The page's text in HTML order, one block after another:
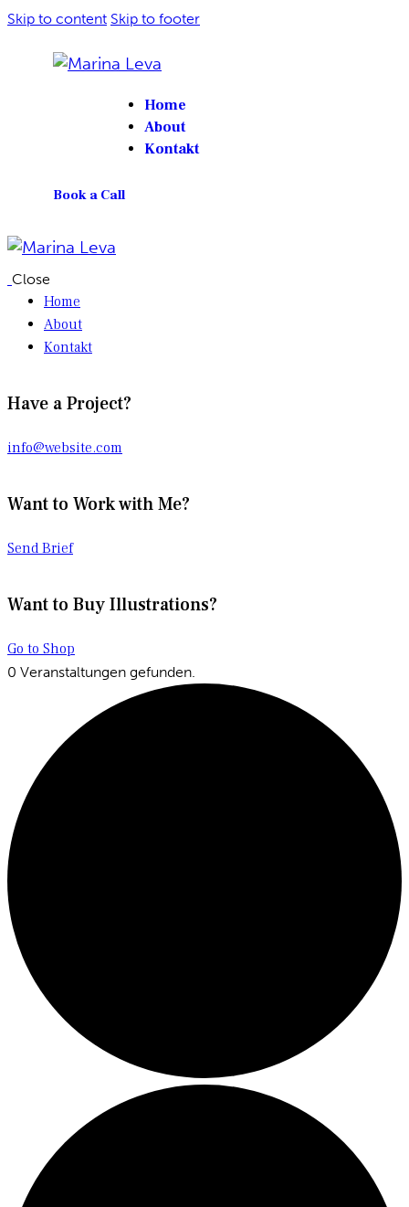
Skip to content Skip to footer
Home
About
Kontakt
Book a Call
Close
Home
About
Kontakt
Have a Project?
info@website.com
Want to Work with Me?
Send Brief
Want to Buy Illustrations?
Go to Shop
0 Veranstaltungen gefunden.